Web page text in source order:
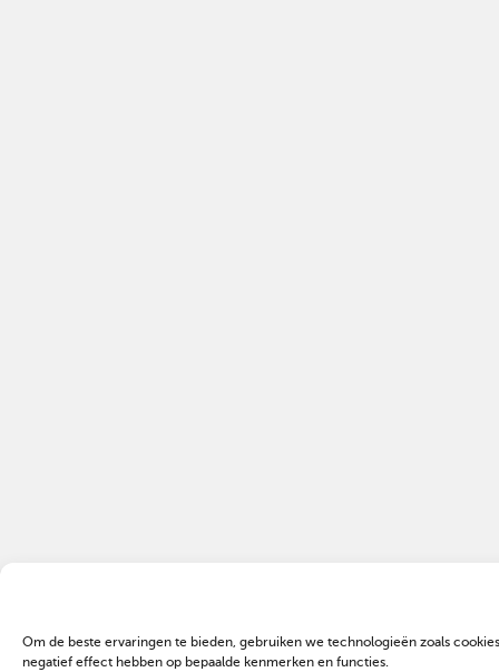
Om de beste ervaringen te bieden, gebruiken we technologieën zoals
negatief effect hebben op bepaalde kenmerken en functies.